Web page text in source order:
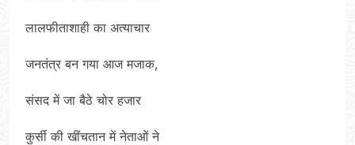
लालफीताशाही का अत्याचार
जनतंत्र बन गया आज मजाक,
संसद में जा बैठे चोर हजार
कुर्सी की खींचतान में नेताओं ने